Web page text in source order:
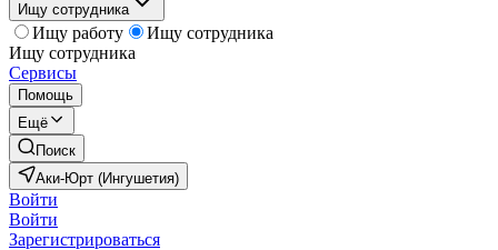
Ищу сотрудника
Ищу работу
Ищу сотрудника
Ищу сотрудника
Сервисы
Помощь
Ещё
Поиск
Аки-Юрт (Ингушетия)
Войти
Войти
Зарегистрироваться